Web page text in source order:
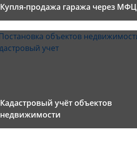
Купля-продажа гаража через МФЦ
Кадастровый учёт объектов
недвижимости